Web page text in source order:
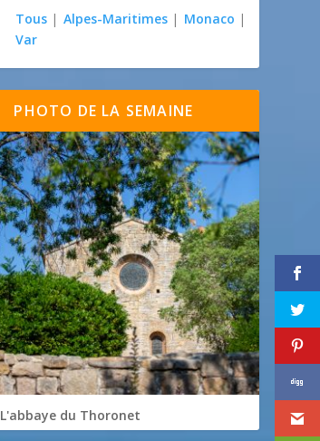
Tous | Alpes-Maritimes | Monaco |
Var
PHOTO DE LA SEMAINE
L'abbaye du Thoronet